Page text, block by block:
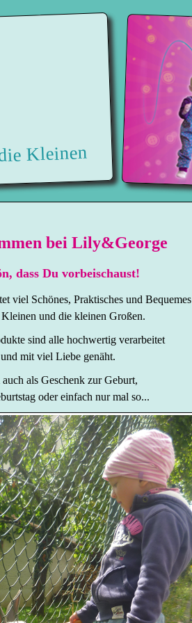
Kleinen
bei Lily&George
dass Du vorbeischaust!
viel Schönes, Praktisches und Bequemes
und die kleinen Großen.
sind alle hochwertig verarbeitet
und mit viel Liebe genäht.
auch als Geschenk zur Geburt,
oder einfach nur mal so...